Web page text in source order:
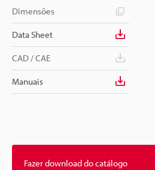
Dimensões
Data Sheet
CAD / CAE
Manuais
Fazer download do catálogo